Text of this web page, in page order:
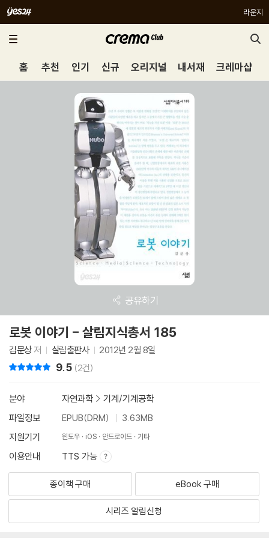
라운지
홈 추천 인기 신규 오리지널 내서재 크레마샵
공유하기
로봇 이야기 - 살림지식총서 185
김문상저 살림출판사 2012년 2월 8일
9.5 (2건)
분야 자연과학 > 기계/기계공학
파일정보
EPUB(DRM)
3.63MB
지원기기
윈도우 iOS 안드로이드 기타
이용안내 TTS 가능
종이책 구매 eBook 구매
시리즈 알림신청